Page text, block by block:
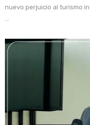
nuevo perjuicio al turismo